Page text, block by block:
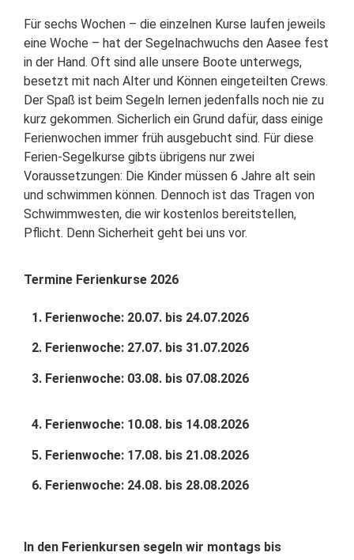
Für sechs Wochen – die einzelnen Kurse laufen jeweils
eine Woche – hat der Segelnachwuchs den Aasee fest
in der Hand. Oft sind alle unsere Boote unterwegs,
besetzt mit nach Alter und Können eingeteilten Crews.
Der Spaß ist beim Segeln lernen jedenfalls noch nie zu
kurz gekommen. Sicherlich ein Grund dafür, dass einige
Ferienwochen immer früh ausgebucht sind. Für diese
Ferien-Segelkurse gibts übrigens nur zwei
Voraussetzungen: Die Kinder müssen 6 Jahre alt sein
und schwimmen können. Dennoch ist das Tragen von
Schwimmwesten, die wir kostenlos bereitstellen,
Pflicht. Denn Sicherheit geht bei uns vor.
Termine Ferienkurse 2026
1. Ferienwoche: 20.07. bis 24.07.2026
2. Ferienwoche: 27.07. bis 31.07.2026
3. Ferienwoche: 03.08. bis 07.08.2026
4. Ferienwoche: 10.08. bis 14.08.2026
5. Ferienwoche: 17.08. bis 21.08.2026
6. Ferienwoche: 24.08. bis 28.08.2026
In den Ferienkursen segeln wir montags bis